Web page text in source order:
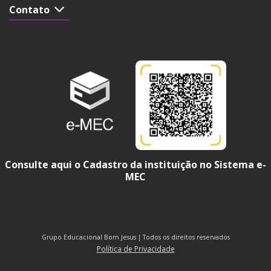
Contato
Consulte aqui o Cadastro da instituição no Sistema e-
MEC
Grupo Educacional Bom Jesus | Todos os direitos reservados
Política de Privacidade